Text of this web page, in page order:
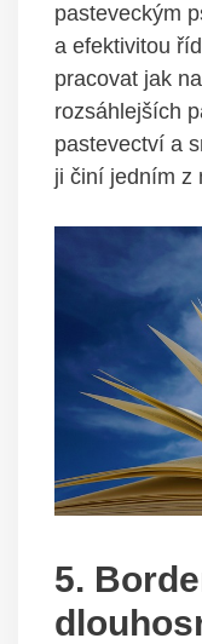
pasteveckým
a efektivitou
pracovat jak
rozsáhlejších
pastevectví a
ji činí jedním z
5.